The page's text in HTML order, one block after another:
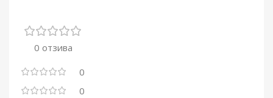
0 отзива
0
0